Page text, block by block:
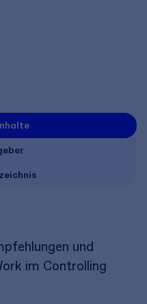
und
im Controlling